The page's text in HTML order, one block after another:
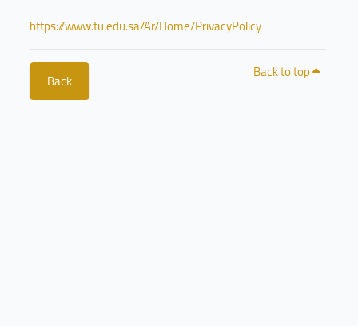
https://www.tu.edu.sa/Ar/Home/PrivacyPolicy
Back Back to top